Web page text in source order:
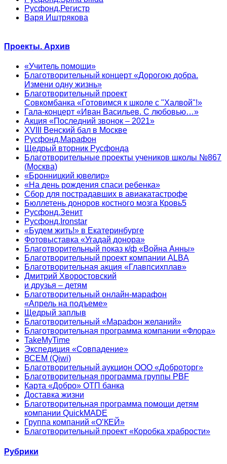
Русфонд.Регистр
Варя Иштрякова
Проекты. Архив
«Учитель помощи»
Благотворительный концерт «Дорогою добра.
Измени одну жизнь»
Благотворительный проект
Совкомбанка «Готовимся к школе с "Халвой"!»
Гала-концерт «Иван Васильев. С любовью…»
Акция «Последний звонок – 2021»
XVIII Венский бал в Москве
Русфонд.Марафон
Щедрый вторник Русфонда
Благотворительные проекты учеников школы №867
(Москва)
«Бронницкий ювелир»
«На день рождения спаси ребенка»
Сбор для пострадавших в авиакатастрофе
Бюллетень доноров костного мозга Кровь5
Русфонд.Зенит
Русфонд.Ironstar
«Будем жить!» в Екатеринбурге
Фотовыставка «Угадай донора»
Благотворительный показ к/ф «Война Анны»
Благотворительный проект компании ALBA
Благотворительная акция «Главпсихплав»
Дмитрий Хворостовский
и друзья – детям
Благотворительный онлайн‑марафон
«Апрель на подъеме»
Щедрый заплыв
Благотворительный «Марафон желаний»
Благотворительная программа компании «Флора»
TakeMyTime
Экспедиция «Совпадение»
ВСЕМ (Qiwi)
Благотворительный аукцион ООО «Доброторг»
Благотворительная программа группы PBF
Карта «Добро» ОТП банка
Доставка жизни
Благотворительная программа помощи детям
компании QuickMADE
Группа компаний «О’КЕЙ»
Благотворительный проект «Коробка храбрости»
Рубрики